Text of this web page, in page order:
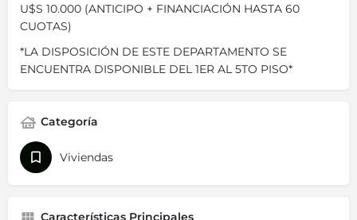
U$S 10.000 (ANTICIPO + FINANCIACIÓN HASTA 60
CUOTAS)
*LA DISPOSICIÓN DE ESTE DEPARTAMENTO SE
ENCUENTRA DISPONIBLE DEL 1ER AL 5TO PISO*
Categoría
Viviendas
Características Principales